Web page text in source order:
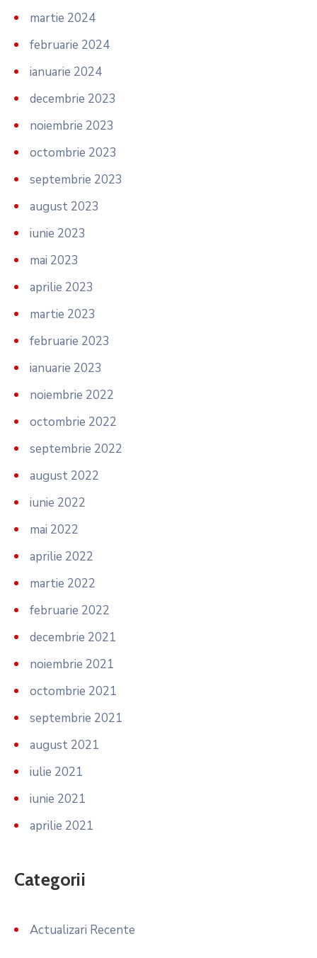
martie 2024
februarie 2024
ianuarie 2024
decembrie 2023
noiembrie 2023
octombrie 2023
septembrie 2023
august 2023
iunie 2023
mai 2023
aprilie 2023
martie 2023
februarie 2023
ianuarie 2023
noiembrie 2022
octombrie 2022
septembrie 2022
august 2022
iunie 2022
mai 2022
aprilie 2022
martie 2022
februarie 2022
decembrie 2021
noiembrie 2021
octombrie 2021
septembrie 2021
august 2021
iulie 2021
iunie 2021
aprilie 2021
Categorii
Actualizari Recente